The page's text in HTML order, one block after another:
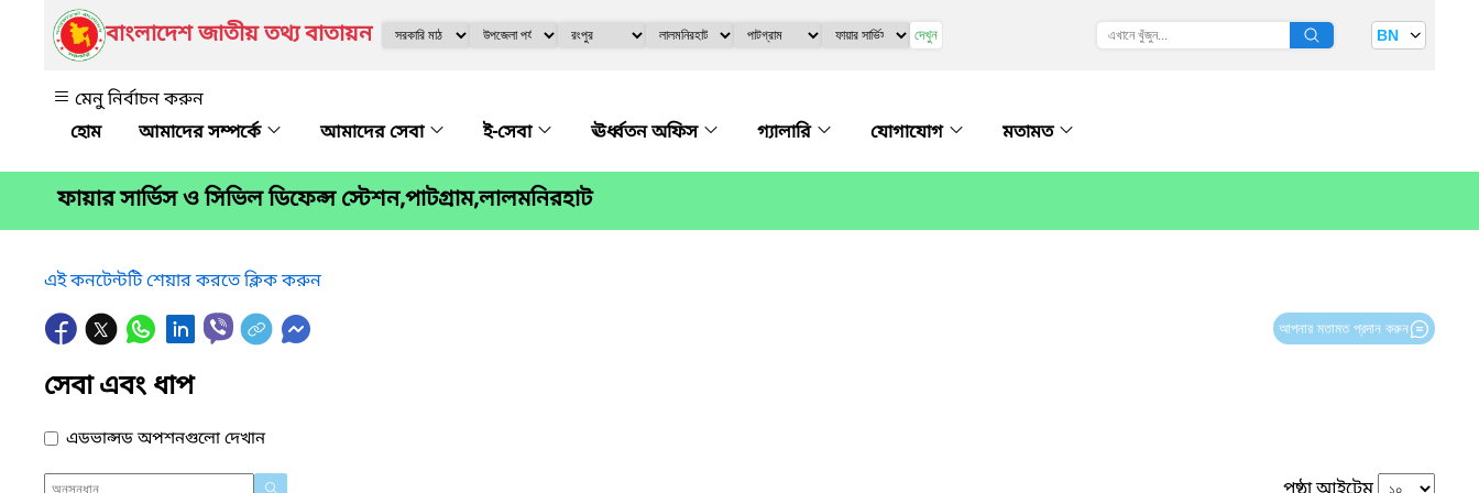
বাংলাদেশ জাতীয় তথ্য বাতায়ন দেখুন BN
মেনু নির্বাচন করুন
আমাদের সম্পর্কে
আমাদের সেবা ই-সেবা ঊর্ধ্বতন অফিস গ্যালারি যোগাযোগ মতামত
ফায়ার সার্ভিস ও সিভিল ডিফেন্স স্টেশন,পাটগ্রাম,লালমনিরহাট
এই কনটেন্টটি শেয়ার করতে ক্লিক করুন
আপনার মতামত প্রদান করুন
সেবা এবং ধাপ
এডভান্সড অপশনগুলো দেখান